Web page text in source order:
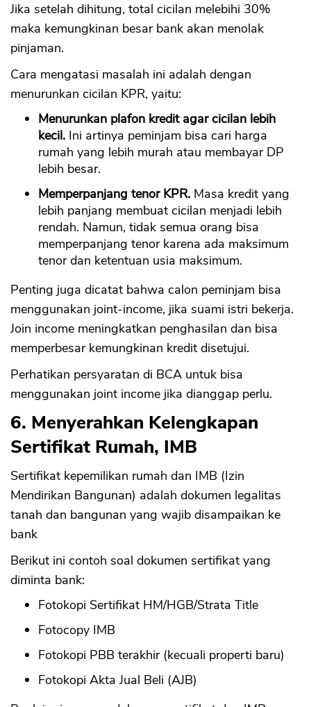
Jika setelah dihitung, total cicilan melebihi 30%
maka kemungkinan besar bank akan menolak
pinjaman.
Cara mengatasi masalah ini adalah dengan
menurunkan cicilan KPR, yaitu:
Menurunkan plafon kredit agar cicilan lebih
kecil. Ini artinya peminjam bisa cari harga
rumah yang lebih murah atau membayar DP
lebih besar.
Memperpanjang tenor KPR. Masa kredit yang
lebih panjang membuat cicilan menjadi lebih
rendah. Namun, tidak semua orang bisa
memperpanjang tenor karena ada maksimum
tenor dan ketentuan usia maksimum.
Penting juga dicatat bahwa calon peminjam bisa
menggunakan joint-income, jika suami istri bekerja.
Join income meningkatkan penghasilan dan bisa
memperbesar kemungkinan kredit disetujui.
Perhatikan persyaratan di BCA untuk bisa
menggunakan joint income jika dianggap perlu.
6. Menyerahkan Kelengkapan
Sertifikat Rumah, IMB
Sertifikat kepemilikan rumah dan IMB (Izin
Mendirikan Bangunan) adalah dokumen legalitas
tanah dan bangunan yang wajib disampaikan ke
bank
Berikut ini contoh soal dokumen sertifikat yang
diminta bank:
Fotokopi Sertifikat HM/HGB/Strata Title
Fotocopy IMB
Fotokopi PBB terakhir (kecuali properti baru)
Fotokopi Akta Jual Beli (AJB)